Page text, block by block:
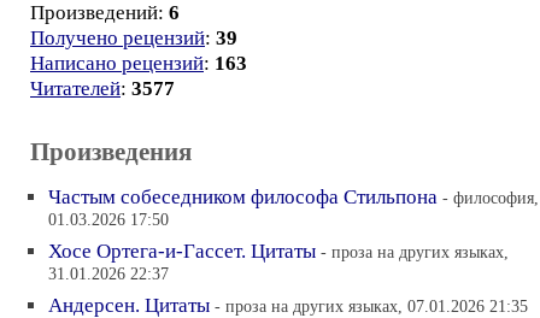
Произведений: 6
Получено рецензий: 39
Написано рецензий: 163
Читателей: 3577
Произведения
Частым собеседником философа Стильпона - философия,
01.03.2026 17:50
Хосе Ортега-и-Гассет. Цитаты - проза на других языках,
31.01.2026 22:37
Андерсен. Цитаты - проза на других языках, 07.01.2026 21:35